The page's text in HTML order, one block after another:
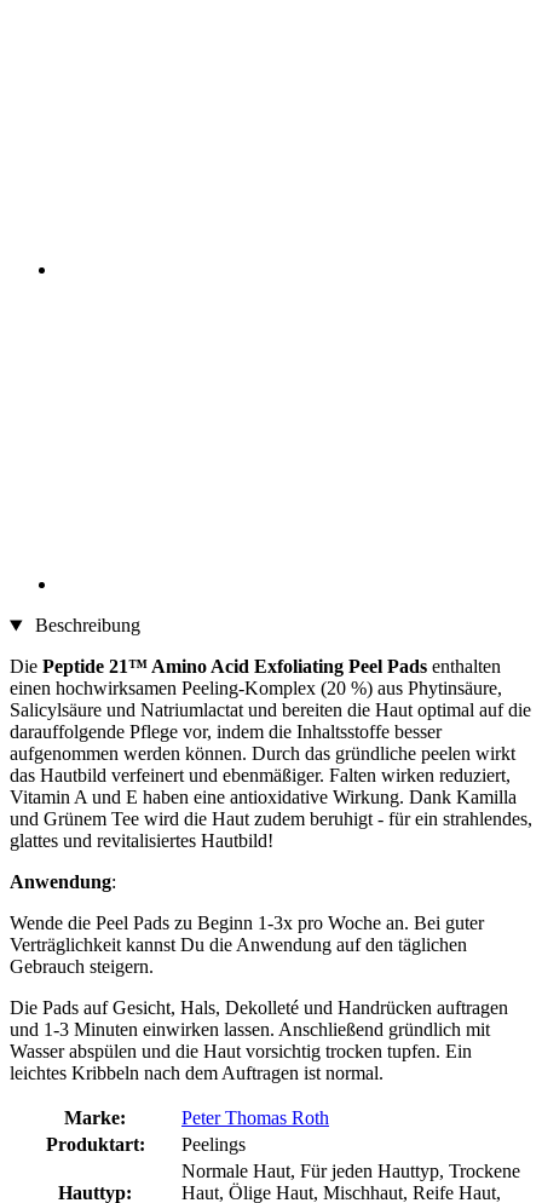
Beschreibung
Die Peptide 21™ Amino Acid Exfoliating Peel Pads enthalten
einen hochwirksamen Peeling-Komplex (20 %) aus Phytinsäure,
Salicylsäure und Natriumlactat und bereiten die Haut optimal auf die
darauffolgende Pflege vor, indem die Inhaltsstoffe besser
aufgenommen werden können. Durch das gründliche peelen wirkt
das Hautbild verfeinert und ebenmäßiger. Falten wirken reduziert,
Vitamin A und E haben eine antioxidative Wirkung. Dank Kamilla
und Grünem Tee wird die Haut zudem beruhigt - für ein strahlendes,
glattes und revitalisiertes Hautbild!
Anwendung:
Wende die Peel Pads zu Beginn 1-3x pro Woche an. Bei guter
Verträglichkeit kannst Du die Anwendung auf den täglichen
Gebrauch steigern.
Die Pads auf Gesicht, Hals, Dekolleté und Handrücken auftragen
und 1-3 Minuten einwirken lassen. Anschließend gründlich mit
Wasser abspülen und die Haut vorsichtig trocken tupfen. Ein
leichtes Kribbeln nach dem Auftragen ist normal.
Marke:
Peter Thomas Roth
Produktart:
Peelings
Hauttyp:
Normale Haut, Für jeden Hauttyp, Trockene
Haut, Ölige Haut, Mischhaut, Reife Haut,